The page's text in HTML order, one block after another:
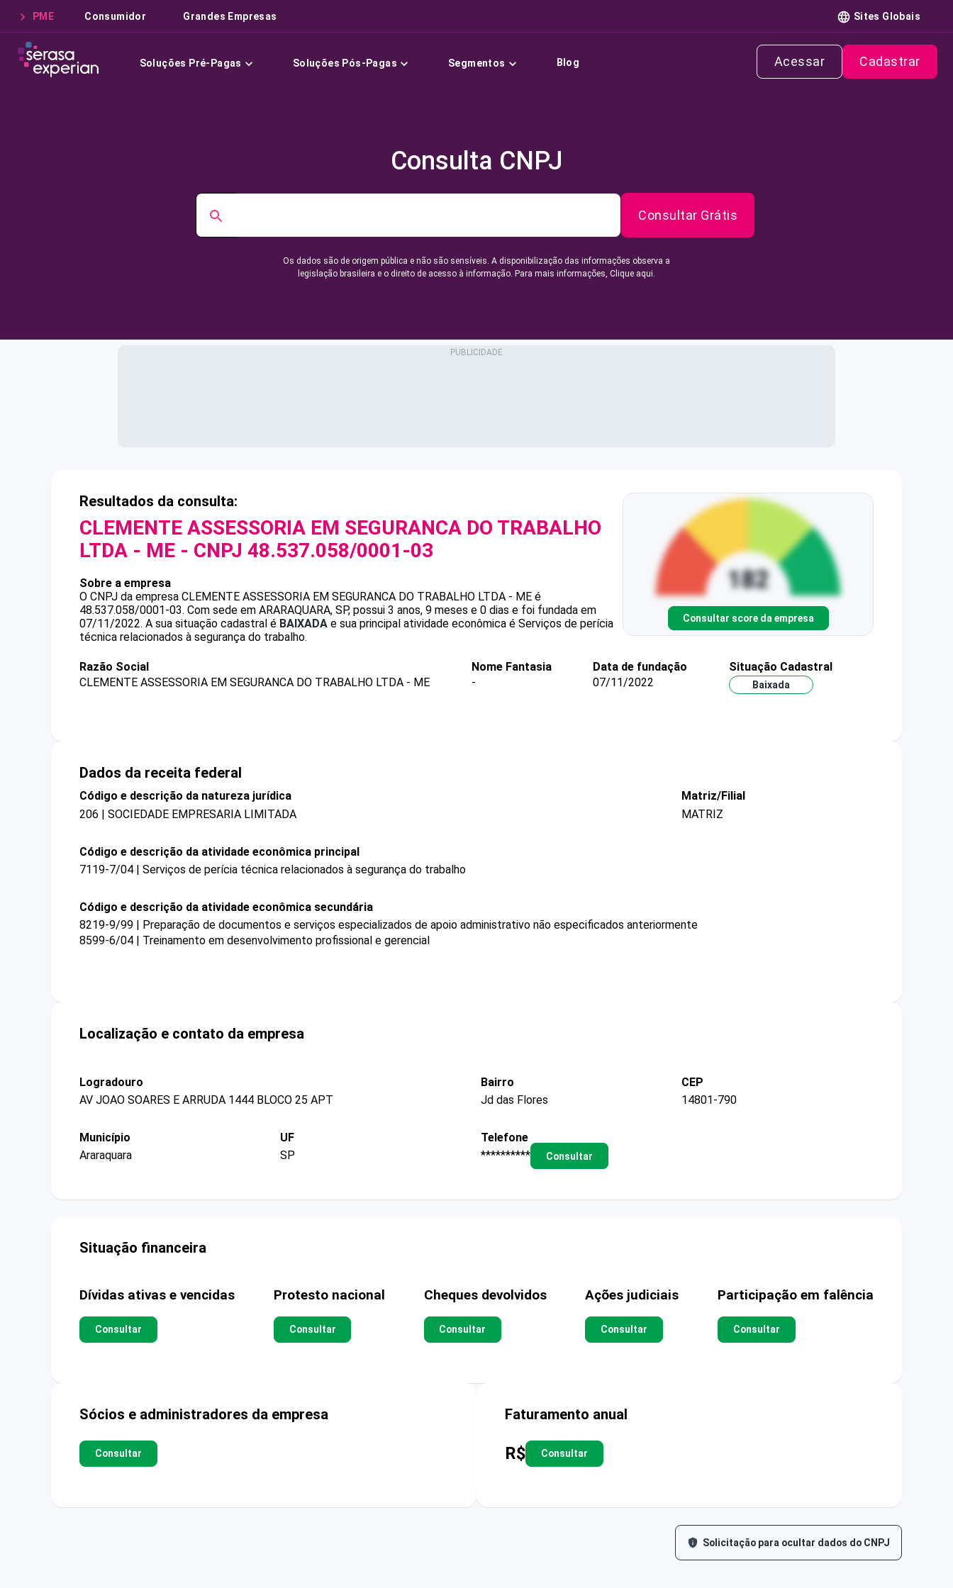
PME Consumidor Grandes Empresas Sites Globais
Soluções Pré-Pagas Soluções Pós-Pagas Segmentos Blog Acessar Cadastrar
Consulta CNPJ
Consultar Grátis
Os dados são de origem pública e não são sensíveis. A disponibilização das informações observa a
legislação brasileira e o direito de acesso à informação. Para mais informações, Clique aqui.
Resultados da consulta:
CLEMENTE ASSESSORIA EM SEGURANCA DO TRABALHO
LTDA - ME - CNPJ 48.537.058/0001-03
Sobre a empresa
O CNPJ da empresa CLEMENTE ASSESSORIA EM SEGURANCA DO TRABALHO LTDA - ME é
48.537.058/0001-03. Com sede em ARARAQUARA, SP, possui 3 anos, 9 meses e 0 dias e foi fundada em
07/11/2022. A sua situação cadastral é BAIXADA e sua principal atividade econômica é Serviços de perícia
técnica relacionados à segurança do trabalho.
Consultar score da empresa
Razão Social
CLEMENTE ASSESSORIA EM SEGURANCA DO TRABALHO LTDA - ME
Nome Fantasia
-
Data de fundação
07/11/2022
Situação Cadastral
Baixada
Dados da receita federal
Código e descrição da natureza jurídica
206 | SOCIEDADE EMPRESARIA LIMITADA
Matriz/Filial
MATRIZ
Código e descrição da atividade econômica principal
7119-7/04 | Serviços de perícia técnica relacionados à segurança do trabalho
Código e descrição da atividade econômica secundária
8219-9/99 | Preparação de documentos e serviços especializados de apoio administrativo não especificados anteriormente
8599-6/04 | Treinamento em desenvolvimento profissional e gerencial
Localização e contato da empresa
Logradouro
AV JOAO SOARES E ARRUDA 1444 BLOCO 25 APT
Bairro
Jd das Flores
CEP
14801-790
Município
Araraquara
UF
SP
Telefone
**********
Consultar
Situação financeira
Dívidas ativas e vencidas
Consultar
Protesto nacional
Consultar
Cheques devolvidos
Consultar
Ações judiciais
Consultar
Participação em falência
Consultar
Sócios e administradores da empresa
Consultar
Faturamento anual
R$ Consultar
Solicitação para ocultar dados do CNPJ